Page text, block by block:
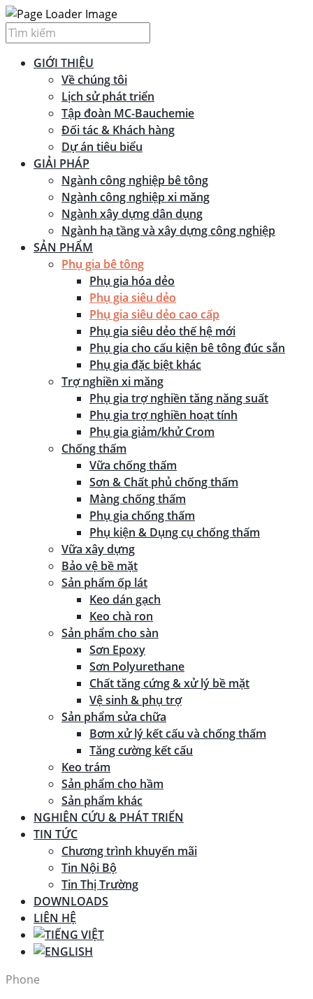
GIỚI THIỆU
Về chúng tôi
Lịch sử phát triển
Tập đoàn MC-Bauchemie
Đối tác & Khách hàng
Dự án tiêu biểu
GIẢI PHÁP
Ngành công nghiệp bê tông
Ngành công nghiệp xi măng
Ngành xây dựng dân dụng
Ngành hạ tầng và xây dựng công nghiệp
SẢN PHẨM
Phụ gia bê tông
Phụ gia hóa dẻo
Phụ gia siêu dẻo
Phụ gia siêu dẻo cao cấp
Phụ gia siêu dẻo thế hệ mới
Phụ gia cho cấu kiện bê tông đúc sẵn
Phụ gia đặc biệt khác
Trợ nghiền xi măng
Phụ gia trợ nghiền tăng năng suất
Phụ gia trợ nghiền hoạt tính
Phụ gia giảm/khử Crom
Chống thấm
Vữa chống thấm
Sơn & Chất phủ chống thấm
Màng chống thấm
Phụ gia chống thấm
Phụ kiện & Dụng cụ chống thấm
Vữa xây dựng
Bảo vệ bề mặt
Sản phẩm ốp lát
Keo dán gạch
Keo chà ron
Sản phẩm cho sàn
Sơn Epoxy
Sơn Polyurethane
Chất tăng cứng & xử lý bề mặt
Vệ sinh & phụ trợ
Sản phẩm sửa chữa
Bơm xử lý kết cấu và chống thấm
Tăng cường kết cấu
Keo trám
Sản phẩm cho hầm
Sản phẩm khác
NGHIÊN CỨU & PHÁT TRIỂN
TIN TỨC
Chương trình khuyến mãi
Tin Nội Bộ
Tin Thị Trường
DOWNLOADS
LIÊN HỆ
Phone